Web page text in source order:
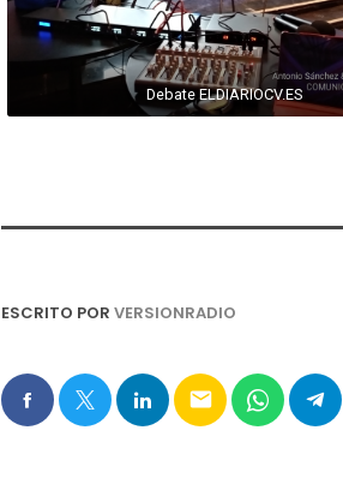
Debate ELDIARIOCV.ES
ESCRITO POR VERSIONRADIO
email